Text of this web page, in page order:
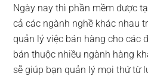
Ngày nay thì phần mềm được
cả các ngành nghề khác nhau
quản lý việc bán hàng cho các
bán thuộc nhiều ngành hàng
sẽ giúp bạn quản lý mọi thứ từ